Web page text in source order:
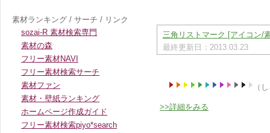
三角リストマーク [アイコン/
最終更新日：2013.03.23
（
>>詳細をみる
素材ランキング / サーチ / リンク
sozai-R 素材検索専門
素材の森
フリー素材NAVI
フリー素材検索サーチ
素材ファン
素材・壁紙ランキング
ホームページ作成ガイド
フリー素材検索piyo*search